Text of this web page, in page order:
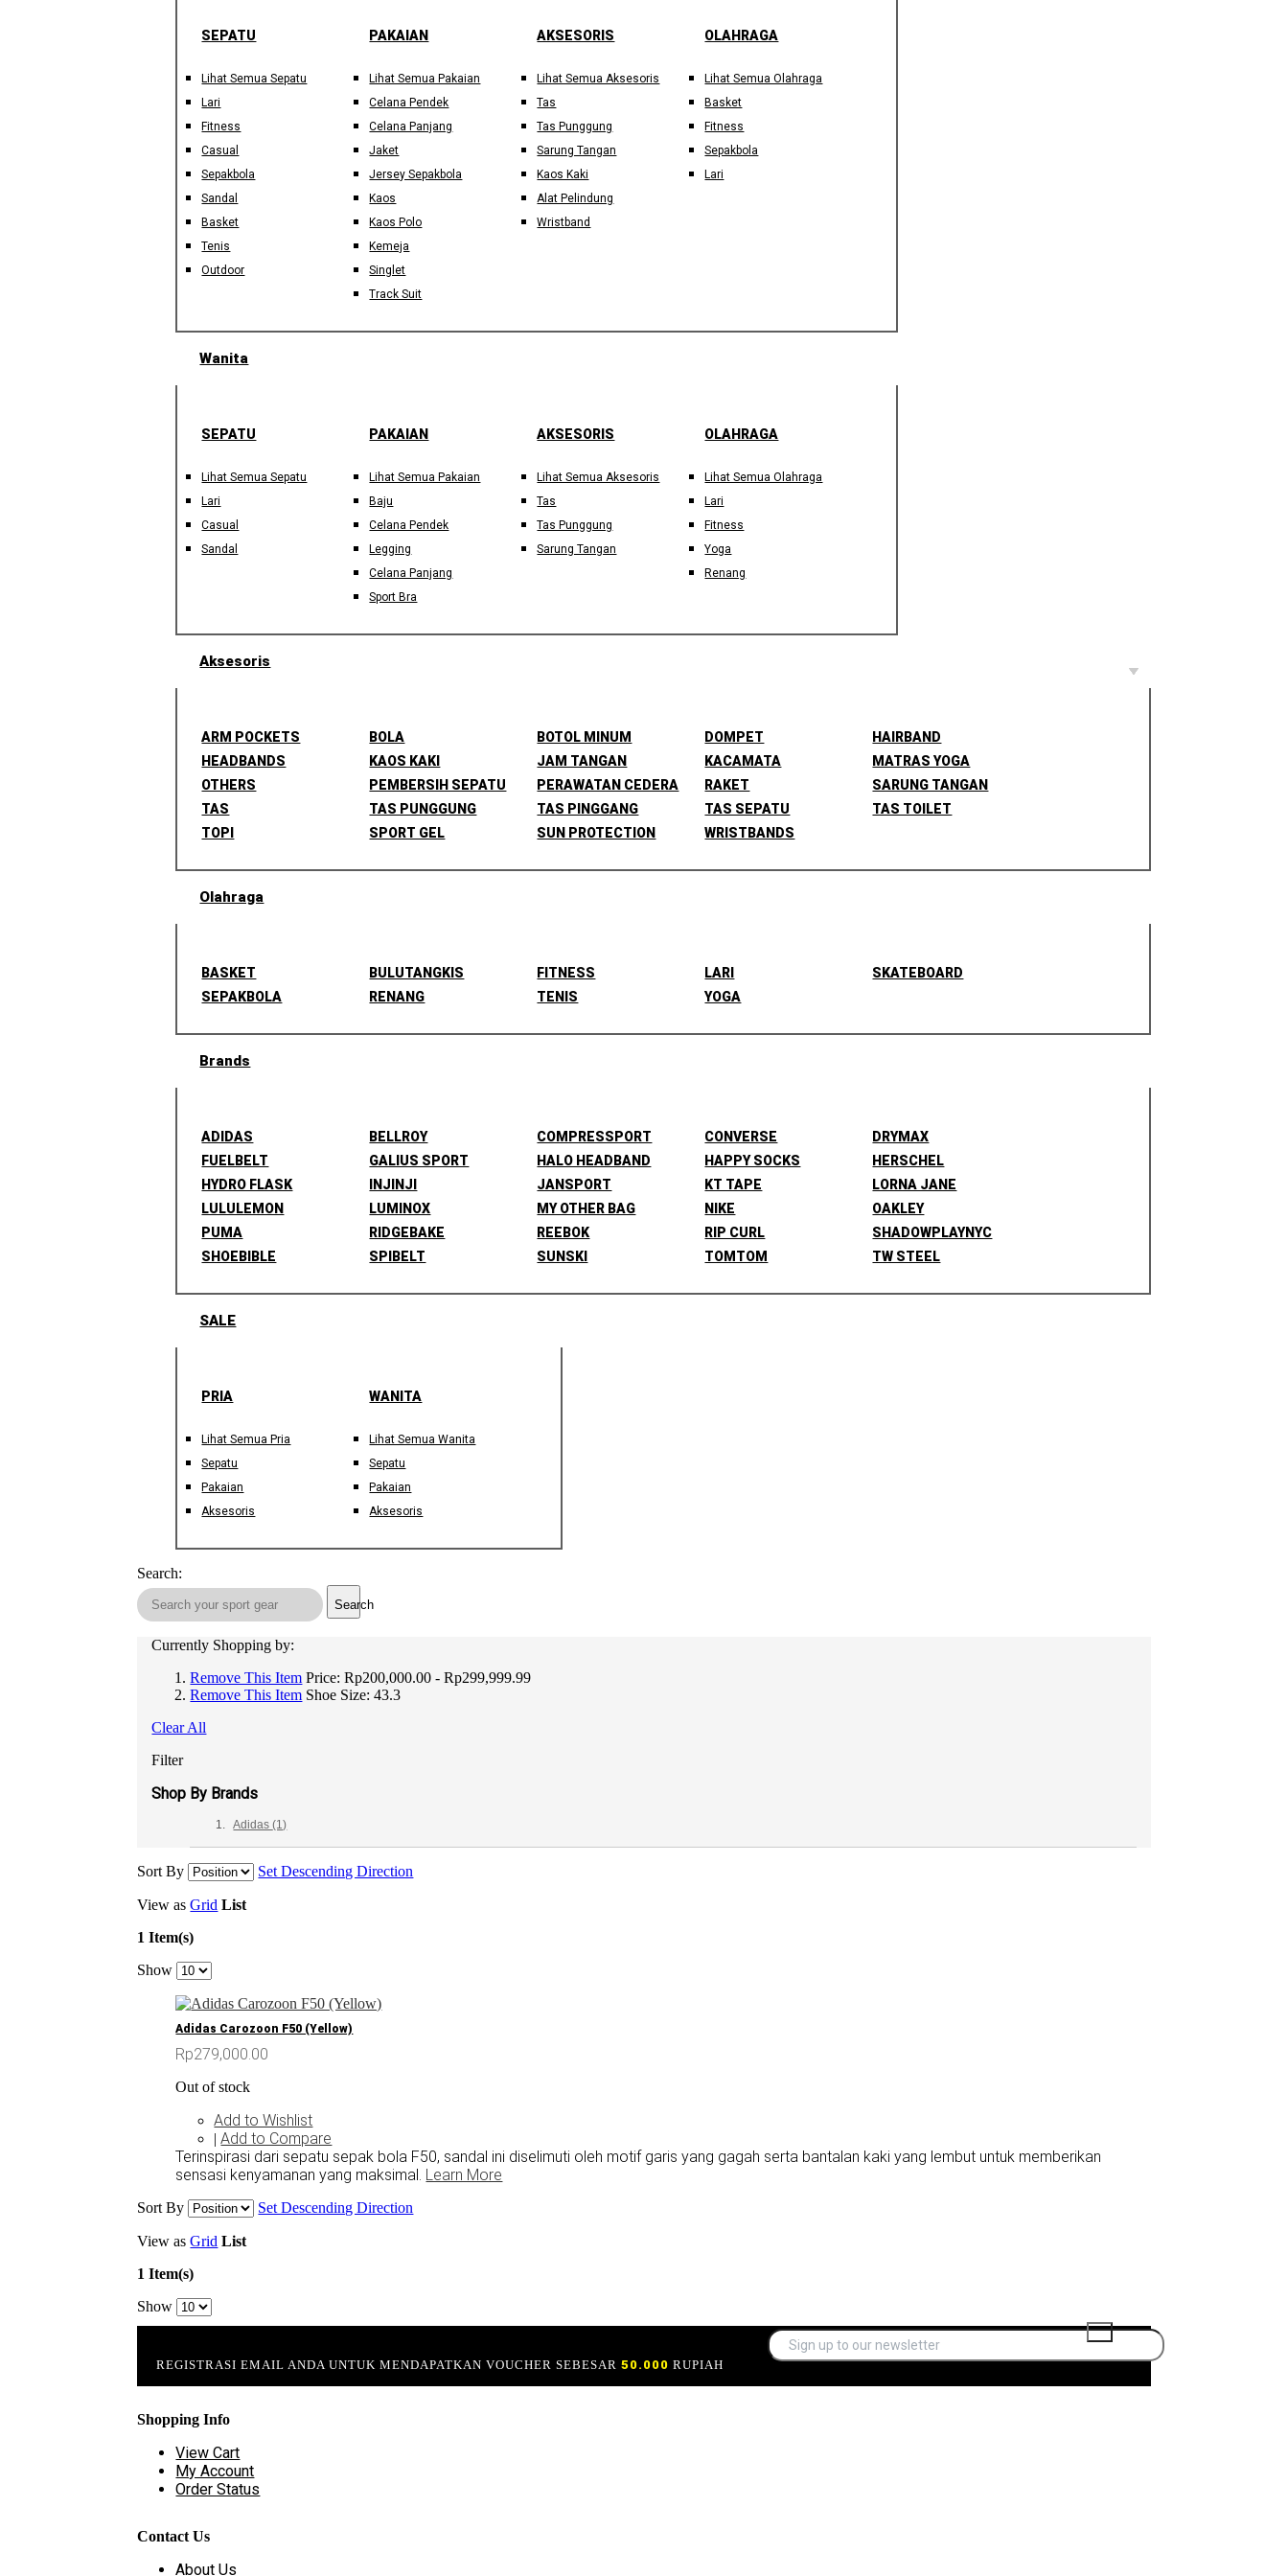
SEPATU
Lihat Semua Sepatu
Lari
Fitness
Casual
Sepakbola
Sandal
Basket
Tenis
Outdoor
PAKAIAN
Lihat Semua Pakaian
Celana Pendek
Celana Panjang
Jaket
Jersey Sepakbola
Kaos
Kaos Polo
Kemeja
Singlet
Track Suit
AKSESORIS
Lihat Semua Aksesoris
Tas
Tas Punggung
Sarung Tangan
Kaos Kaki
Alat Pelindung
Wristband
OLAHRAGA
Lihat Semua Olahraga
Basket
Fitness
Sepakbola
Lari
Wanita
SEPATU
Lihat Semua Sepatu
Lari
Casual
Sandal
PAKAIAN
Lihat Semua Pakaian
Baju
Celana Pendek
Legging
Celana Panjang
Sport Bra
AKSESORIS
Lihat Semua Aksesoris
Tas
Tas Punggung
Sarung Tangan
OLAHRAGA
Lihat Semua Olahraga
Lari
Fitness
Yoga
Renang
Aksesoris
ARM POCKETS BOLA BOTOL MINUM DOMPET
HAIRBAND
HEADBANDS
KAOS KAKI JAM TANGAN KACAMATA
MATRAS YOGA
OTHERS
PEMBERSIH SEPATU PERAWATAN CEDERA RAKET
SARUNG TANGAN
TAS
TAS PUNGGUNG TAS PINGGANG TAS SEPATU
TAS TOILET
TOPI
SPORT GEL SUN PROTECTION WRISTBANDS
Olahraga
BASKET BULUTANGKIS FITNESS LARI
SKATEBOARD
SEPAKBOLA
RENANG TENIS YOGA
Brands
ADIDAS BELLROY COMPRESSPORT CONVERSE
DRYMAX
FUELBELT
GALIUS SPORT HALO HEADBAND HAPPY SOCKS
HERSCHEL
HYDRO FLASK
INJINJI JANSPORT KT TAPE
LORNA JANE
LULULEMON
LUMINOX MY OTHER BAG NIKE
OAKLEY
PUMA
RIDGEBAKE REEBOK RIP CURL
SHADOWPLAYNYC
SHOEBIBLE
SPIBELT SUNSKI TOMTOM TW STEEL
SALE
PRIA
Lihat Semua Pria
Sepatu
Pakaian
Aksesoris
WANITA
Lihat Semua Wanita
Sepatu
Pakaian
Aksesoris
Search:
Search
Currently Shopping by:
Remove This Item Price: Rp200,000.00 - Rp299,999.99
Remove This Item Shoe Size: 43.3
Clear All
Filter
Shop By Brands
Adidas(1)
Sort By Set Descending Direction
View as Grid List
1 Item(s)
Show
Adidas Carozoon F50 (Yellow)
Rp279,000.00
Out of stock
Add to Wishlist
| Add to Compare
Terinspirasi dari sepatu sepak bola F50, sandal ini diselimuti oleh motif garis yang gagah serta bantalan kaki yang lembut untuk memberikan
sensasi kenyamanan yang maksimal. Learn More
Sort By Set Descending Direction
View as Grid List
1 Item(s)
Show
REGISTRASI EMAIL ANDA UNTUK MENDAPATKAN VOUCHER SEBESAR50.000 RUPIAH
Shopping Info
View Cart
My Account
Order Status
Contact Us
About Us